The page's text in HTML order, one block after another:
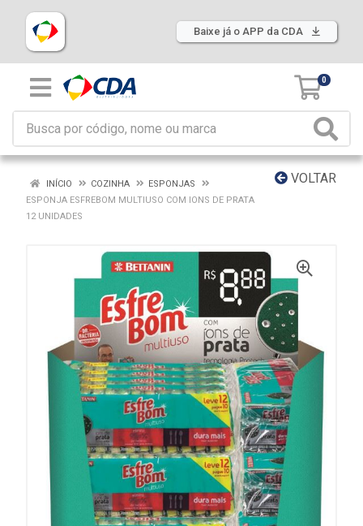
Baixe já o APP da CDA
0
VOLTAR
INÍCIO COZINHA
ESPONJAS
ESPONJA ESFREBOM MULTIUSO COM IONS DE PRATA
12 UNIDADES